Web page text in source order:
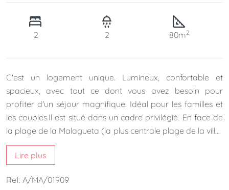
2 2 80m2
C'est un logement unique. Lumineux, confortable et
spacieux, avec tout ce dont vous avez besoin pour
profiter d'un séjour magnifique. Idéal pour les familles et
les couples.Il est situé dans un cadre privilégié. En face de
la plage de la Malagueta (la plus centrale plage de la ville)
avec une grande terrasse privée et à quelques mètres du
centre historique de la ville. C'est l'appartement parfait
localisé en centre-ville.
Lire plus
Ref: A/MA/01909